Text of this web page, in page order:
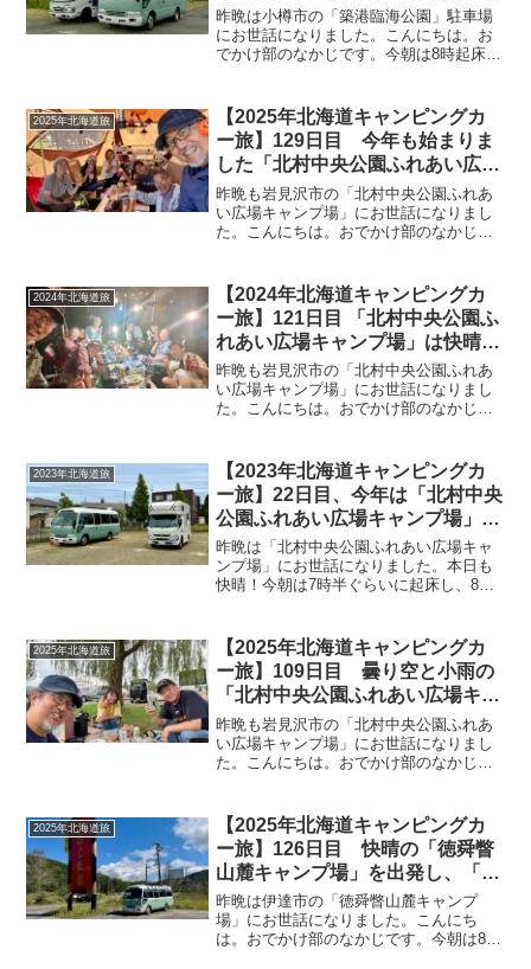
る「南樽市場」でお買い物をして
岩見沢市の無料キャンプ場「北村
中央公園ふれあい広場キャンプ
昨晩は小樽市の「築港臨海公園」駐車場
にお世話になりました。こんにちは。お
でかけ部のなかじです。今朝は8時起床！
がらトーストで朝ご飯。80数万円の
Macbook Pro...
2025年北海道旅
【2025年北海道キャンピングカ
ー旅】129日目 今年も始まりま
した「北村中央公園ふれあい広場
キャンプ場」での「プー太」家と
「すみ丸」家との合同キャンプ！
さんまのお刺身やラム肉のしゃぶ
昨晩も岩見沢市の「北村中央公園ふれあ
い広場キャンプ場」にお世話になりまし
た。こんにちは。おでかけ部のなかじで
し肌寒い朝です。まずはみゅうちゃんの
朝ご飯から(=^・...
2024年北海道旅
【2024年北海道キャンピングカ
ー旅】121日目 「北村中央公園ふ
れあい広場キャンプ場」は快晴
に！お昼からまったりして、夜は
お隣さんも一緒に爆笑宴会に♪
昨晩も岩見沢市の「北村中央公園ふれあ
い広場キャンプ場」にお世話になりまし
た。こんにちは。おでかけ部のなかじで
せん^^;途中からハイボールに変えたのが
良かったようです...
2023年北海道旅
【2023年北海道キャンピングカ
ー旅】22日目、今年は「北村中央
公園ふれあい広場キャンプ場」で
早速かおるちゃんと合流、宴会ス
タート！
昨晩は「北村中央公園ふれあい広場キャ
ンプ場」にお世話になりました。本日も
快晴！今朝は7時半ぐらいに起床し、8時
ます。入浴料は650円。入浴している人は
3名ほど。朝風...
2025年北海道旅
【2025年北海道キャンピングカ
ー旅】109日目 曇り空と小雨の
「北村中央公園ふれあい広場キャ
ンプ場」午後にBocchiさんが到
着し、のんのんさんと3人でBBQ
開始！大盛りあがりまま2次会で
昨晩も岩見沢市の「北村中央公園ふれあ
い広場キャンプ場」にお世話になりまし
た。こんにちは。おでかけ部のなかじで
時の温度計はこちら。かなり涼しい朝で
す♪まずは...
2025年北海道旅
【2025年北海道キャンピングカ
ー旅】126日目 快晴の「徳舜瞥
山麓キャンプ場」を出発し、「き
のこ王国 大滝本店」で「きのこ
天ぷら盛り合わせ」と串物を購
入！「北村中央公園ふれあい広場
昨晩は伊達市の「徳舜瞥山麓キャンプ
場」にお世話になりました。こんにち
は。おでかけ部のなかじです。今朝は8時